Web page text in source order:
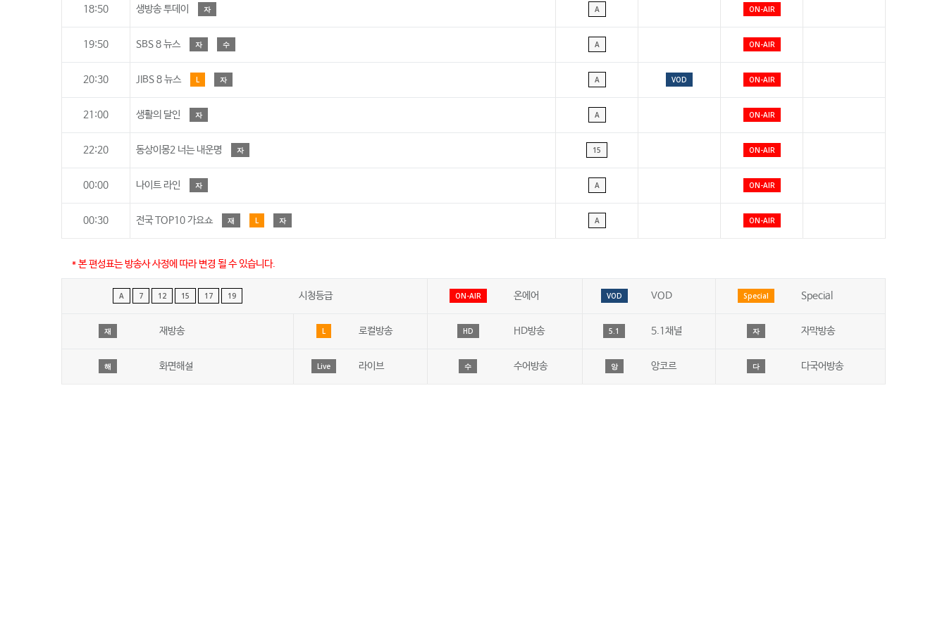
18:50 생방송 투데이 자 A ON-AIR
19:50 SBS 8 뉴스 자 수 A ON-AIR
20:30 JIBS 8 뉴스 L 자 A VOD ON-AIR
21:00 생활의 달인 자 A ON-AIR
22:20 동상이몽2 너는 내운명 자 15 ON-AIR
00:00 나이트 라인 자 A ON-AIR
00:30 전국 TOP10 가요쇼 재 L 자 A ON-AIR
* 본 편성표는 방송사 사정에 따라 변경 될 수 있습니다.
A 7 12 15 17 19 시청등급 ON-AIR 온에어 VOD VOD Special Special
재 재방송 L 로컬방송 HD HD방송 5.1 5.1채널 자 자막방송
해 화면해설 Live 라이브 수 수어방송 앙 앙코르 다 다국어방송